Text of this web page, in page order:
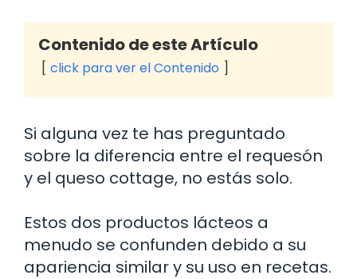
Contenido de este Artículo
click para ver el Contenido
Si alguna vez te has preguntado
sobre la diferencia entre el requesón
y el queso cottage, no estás solo.
Estos dos productos lácteos a
menudo se confunden debido a su
apariencia similar y su uso en recetas.